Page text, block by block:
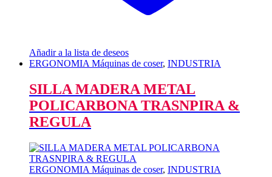
Añadir a la lista de deseos
ERGONOMIA Máquinas de coser, INDUSTRIA
SILLA MADERA METAL
POLICARBONA TRASNPIRA &
REGULA
ERGONOMIA Máquinas de coser, INDUSTRIA